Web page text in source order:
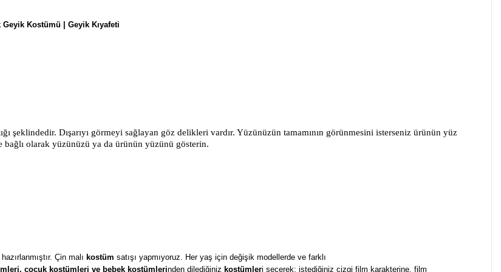
Kostümü | Geyik Kıyafeti
şeklindedir. Dışarıyı görmeyi sağlayan göz delikleri vardır. Yüzünüzün tamamının görünmesini isterseniz ürünün yüz
bağlı olarak yüzünüzü ya da ürünün yüzünü gösterin.
Çin malı kostüm satışı yapmıyoruz. Her yaş için değişik modellerde ve farklı
çocuk kostümleri ve bebek kostümlerinden dilediğiniz kostümleri seçerek; istediğiniz çizgi film karakterine, film